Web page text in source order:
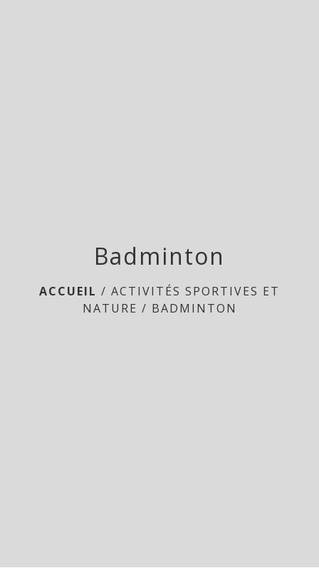
Badminton
ACCUEIL / ACTIVITÉS SPORTIVES ET
NATURE / BADMINTON